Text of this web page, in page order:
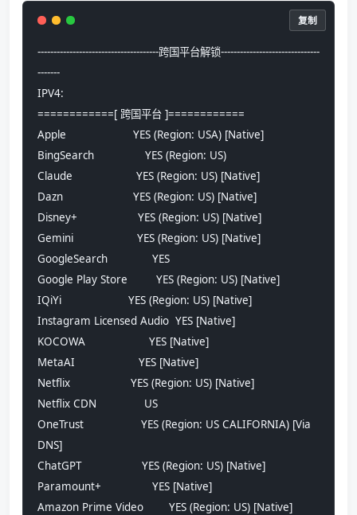
--------------------------------------跨国平台解锁-------------------------------
-------
IPV4:
============[ 跨国平台 ]============
Apple                     YES (Region: USA) [Native]
BingSearch                YES (Region: US)
Claude                    YES (Region: US) [Native]
Dazn                      YES (Region: US) [Native]
Disney+                   YES (Region: US) [Native]
Gemini                    YES (Region: US) [Native]
GoogleSearch              YES
Google Play Store         YES (Region: US) [Native]
IQiYi                     YES (Region: US) [Native]
Instagram Licensed Audio  YES [Native]
KOCOWA                    YES [Native]
MetaAI                    YES [Native]
Netflix                   YES (Region: US) [Native]
Netflix CDN               US
OneTrust                  YES (Region: US CALIFORNIA) [Via
DNS]
ChatGPT                   YES (Region: US) [Native]
Paramount+                YES [Native]
Amazon Prime Video        YES (Region: US) [Native]
复制